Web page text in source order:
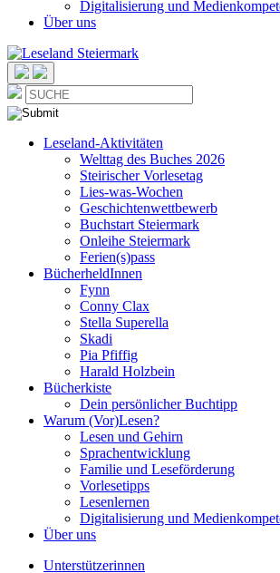
Digitalisierung und
Über uns
Leseland-Aktivitäten
Welttag des Buches 2026
Steirischer Vorlesetag
Lies-was-Wochen
Geschichtenwettbewerb
Buchstart Steiermark
Onleihe Steiermark
Ferien(s)pass
BücherheldInnen
Fynn
Conny Clax
Stella Superella
Skadi
Pia Pfiffig
Harald Holzbein
Bücherkiste
Dein persönlicher Buchtipp
Warum (Vor)Lesen?
Lesen und Gehirn
Sprachentwicklung
Familie und Leseförderung
Vorlesetipps
Lesenlernen
Digitalisierung und
Über uns
Unterstützerinnen